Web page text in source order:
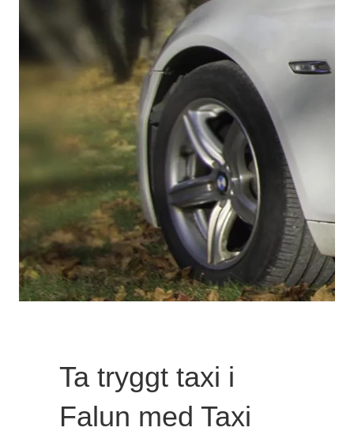
Ta tryggt taxi i
Falun med Taxi